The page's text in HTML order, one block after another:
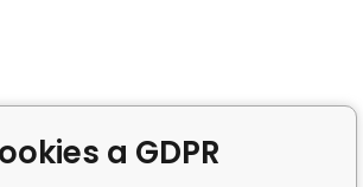
a GDPR